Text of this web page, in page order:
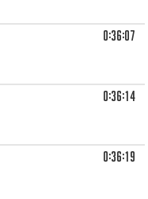
0:36:07
0:36:14
0:36:19